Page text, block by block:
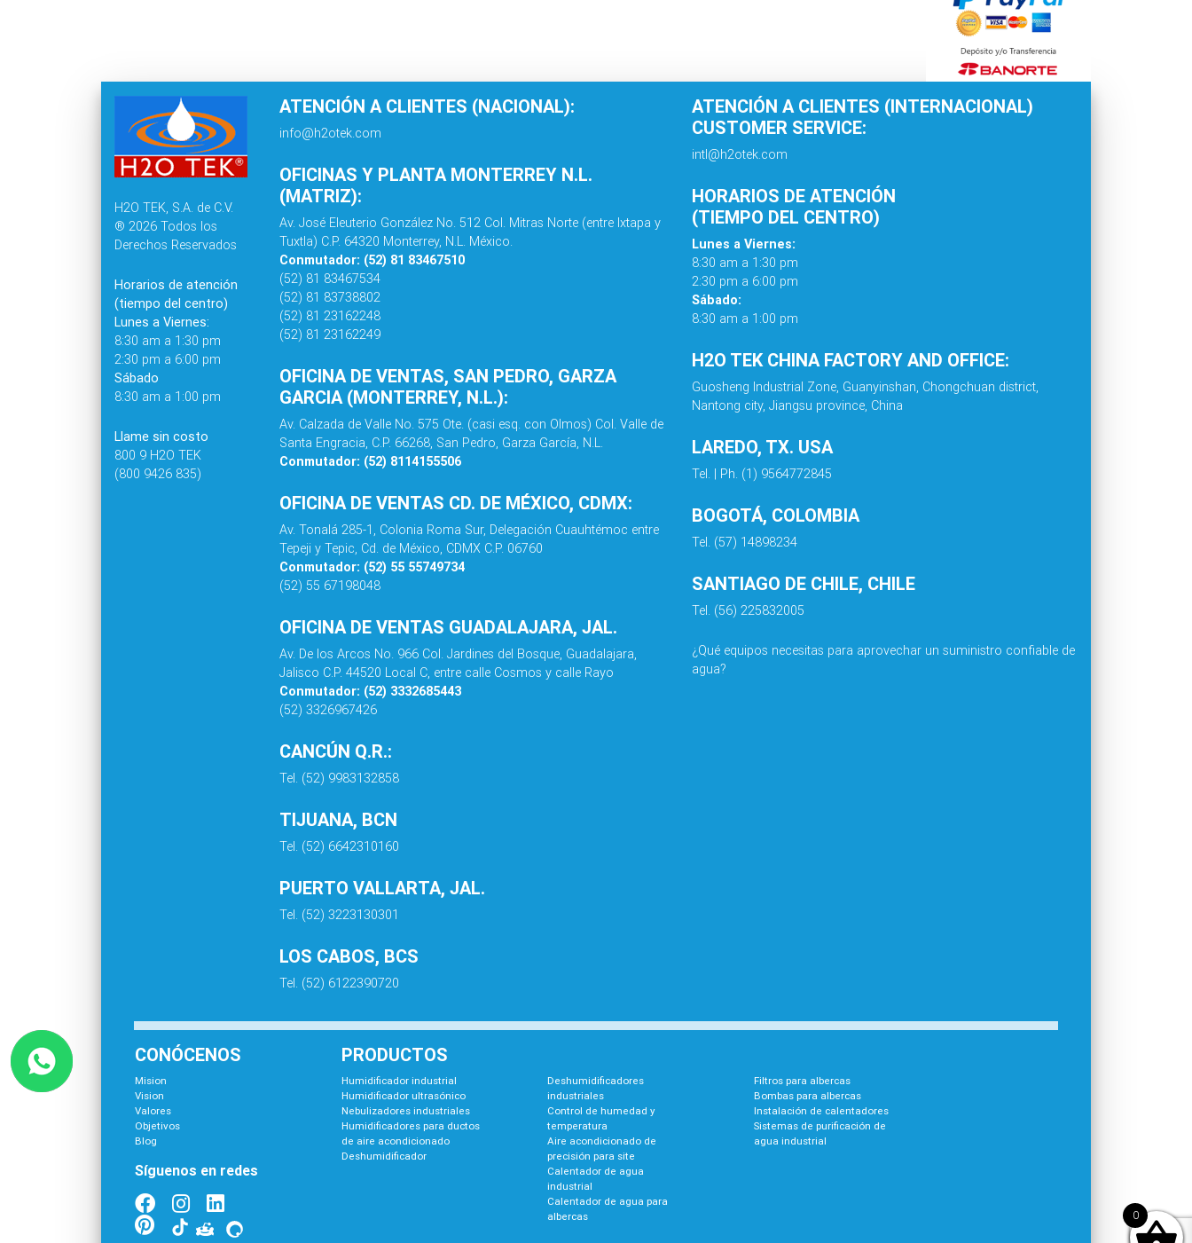
H2O TEK, S.A. de C.V.
® 2026 Todos los
Derechos Reservados
Horarios de atención
(tiempo del centro)
Lunes a Viernes:
8:30 am a 1:30 pm
2:30 pm a 6:00 pm
Sábado
8:30 am a 1:00 pm
Llame sin costo
800 9 H2O TEK
(800 9426 835)
ATENCIÓN A CLIENTES (NACIONAL):
info@h2otek.com
OFICINAS Y PLANTA MONTERREY N.L.
(MATRIZ):
Av. José Eleuterio González No. 512 Col. Mitras Norte (entre Ixtapa y
Tuxtla) C.P. 64320 Monterrey, N.L. México.
Conmutador: (52) 81 83467510
(52) 81 83467534
(52) 81 83738802
(52) 81 23162248
(52) 81 23162249
OFICINA DE VENTAS, SAN PEDRO, GARZA
GARCIA (MONTERREY, N.L.):
Av. Calzada de Valle No. 575 Ote. (casi esq. con Olmos) Col. Valle de
Santa Engracia, C.P. 66268, San Pedro, Garza García, N.L.
Conmutador: (52) 8114155506
OFICINA DE VENTAS CD. DE MÉXICO, CDMX:
Av. Tonalá 285-1, Colonia Roma Sur, Delegación Cuauhtémoc entre
Tepeji y Tepic, Cd. de México, CDMX C.P. 06760
Conmutador: (52) 55 55749734
(52) 55 67198048
OFICINA DE VENTAS GUADALAJARA, JAL.
Av. De los Arcos No. 966 Col. Jardines del Bosque, Guadalajara,
Jalisco C.P. 44520 Local C, entre calle Cosmos y calle Rayo
Conmutador: (52) 3332685443
(52) 3326967426
CANCÚN Q.R.:
Tel. (52) 9983132858
TIJUANA, BCN
Tel. (52) 6642310160
PUERTO VALLARTA, JAL.
Tel. (52) 3223130301
LOS CABOS, BCS
Tel. (52) 6122390720
ATENCIÓN A CLIENTES (INTERNACIONAL)
CUSTOMER SERVICE:
intl@h2otek.com
HORARIOS DE ATENCIÓN
(TIEMPO DEL CENTRO)
Lunes a Viernes:
8:30 am a 1:30 pm
2:30 pm a 6:00 pm
Sábado:
8:30 am a 1:00 pm
H2O TEK CHINA FACTORY AND OFFICE:
Guosheng Industrial Zone, Guanyinshan, Chongchuan district,
Nantong city, Jiangsu province, China
LAREDO, TX. USA
Tel. | Ph. (1) 9564772845
BOGOTÁ, COLOMBIA
Tel. (57) 14898234
SANTIAGO DE CHILE, CHILE
Tel. (56) 225832005
¿Qué equipos necesitas para aprovechar un suministro confiable de
agua?
CONÓCENOS
Mision
Vision
Valores
Objetivos
Blog
Síguenos en redes
PRODUCTOS
Humidificador industrial
Humidificador ultrasónico
Nebulizadores industriales
Humidificadores para ductos
de aire acondicionado
Deshumidificador
Deshumidificadores
industriales
Control de humedad y
temperatura
Aire acondicionado de
precisión para site
Calentador de agua
industrial
Calentador de agua para
albercas
Filtros para albercas
Bombas para albercas
Instalación de calentadores
Sistemas de purificación de
agua industrial
0